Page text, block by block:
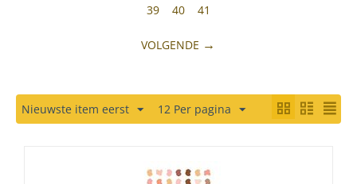
39
40 41
VOLGENDE
Nieuwste item eerst 12 Per pagina